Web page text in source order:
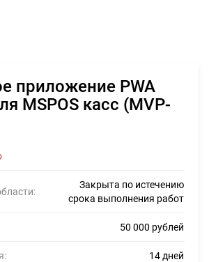
приложение PWA
MSPOS касс (MVP-
Закрыта по истечению
срока выполнения работ
50 000 рублей
14 дней